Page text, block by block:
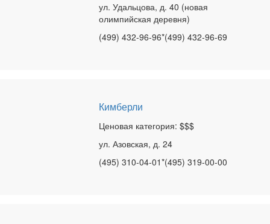
ул. Удальцова, д. 40 (новая
олимпийская деревня)
(499) 432-96-96*(499) 432-96-69
Кимберли
Ценовая категория: $$$
ул. Азовская, д. 24
(495) 310-04-01*(495) 319-00-00